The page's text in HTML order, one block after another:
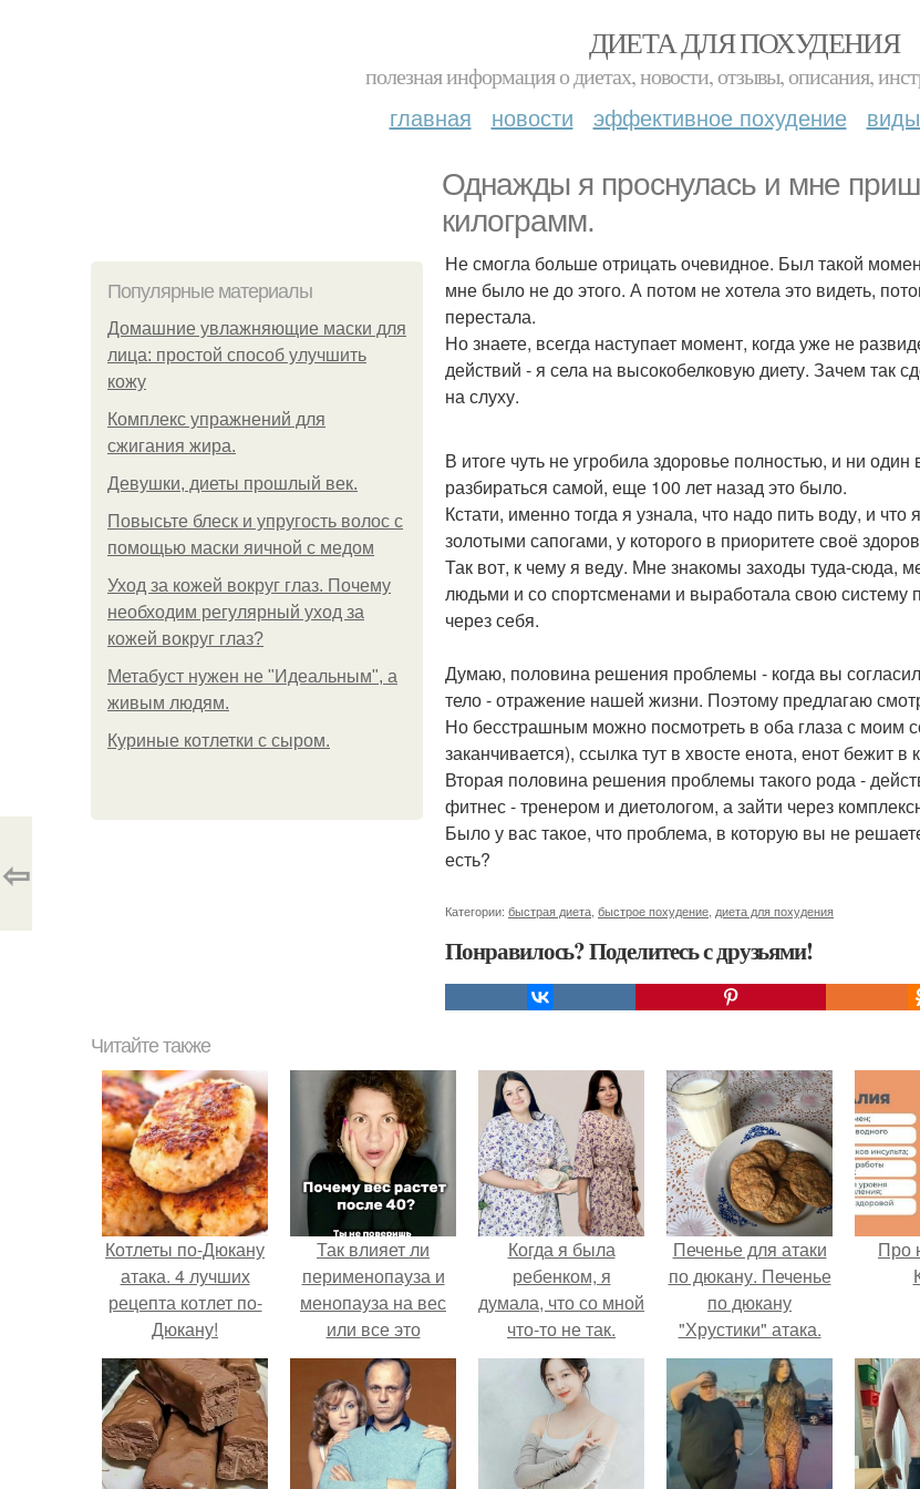
ДИЕТА ДЛЯ ПОХУДЕНИЯ
полезная информация о диетах, новости, отзывы, описания,
главная новости эффективное похудение
Однажды я проснулась и мне
килограмм.
Популярные материалы
Домашние увлажняющие маски для
лица: простой способ улучшить
кожу
Комплекс упражнений для
сжигания жира.
Девушки, диеты прошлый век.
Повысьте блеск и упругость волос с
помощью маски яичной с медом
Уход за кожей вокруг глаз. Почему
необходим регулярный уход за
кожей вокруг глаз?
Метабуст нужен не "Идеальным", а
живым людям.
Куриные котлетки с сыром.
Не смогла больше отрицать очевидное. Был такой
мне было не до этого. А потом не хотела это видеть,
перестала.
Но знаете, всегда наступает момент, когда уже не
действий - я села на высокобелковую диету. Зачем так
на слуху.
В итоге чуть не угробила здоровье полностью, и ни
разбираться самой, еще 100 лет назад это было.
Кстати, именно тогда я узнала, что надо пить воду, и
золотыми сапогами, у которого в приоритете своё
Так вот, к чему я веду. Мне знакомы заходы туда-сюда,
людьми и со спортсменами и выработала свою
через себя.
Думаю, половина решения проблемы - когда вы
тело - отражение нашей жизни. Поэтому предлагаю
Но бесстрашным можно посмотреть в оба глаза с моим
заканчивается), ссылка тут в хвосте енота, енот бежит в
Вторая половина решения проблемы такого рода -
фитнес - тренером и диетологом, а зайти через
Было у вас такое, что проблема, в которую вы не
есть?
Категории: быстрая диета быстрое похудение диета для похудения
Понравилось? Поделитесь с друзьями!
⇦
Читайте также
Котлеты по-Дюкану
атака. 4 лучших
рецепта котлет по-
Дюкану!
Так влияет ли
перименопауза и
менопауза на вес
или все это
ерунда?
Когда я была
ребенком, я
думала, что со мной
что-то не так.
Печенье для атаки
по дюкану. Печенье
по дюкану
"Хрустики" атака.
Про